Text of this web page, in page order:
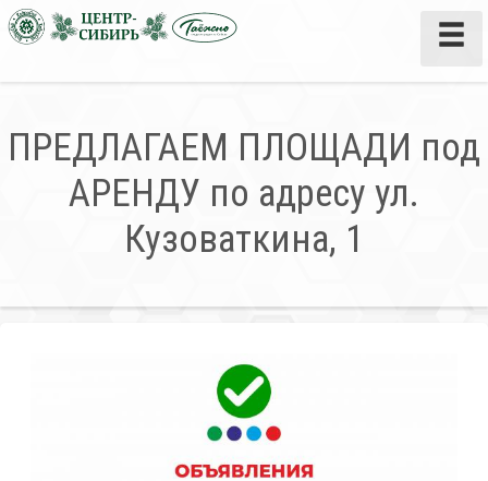
ПРЕДЛАГАЕМ ПЛОЩАДИ под
АРЕНДУ по адресу ул.
Кузоваткина, 1